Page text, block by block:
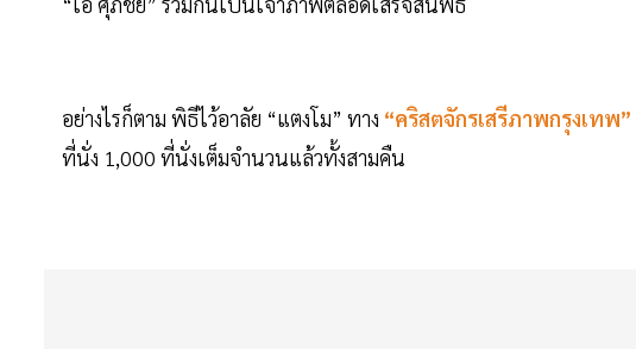
อย่างไรก็ตาม พิธีไว้อาลัย “แตงโม” ทาง “คริสตจักรเสรีภาพกรุงเทพ”
ที่นั่ง 1,000 ที่นั่งเต็มจำนวนแล้วทั้งสามคืน